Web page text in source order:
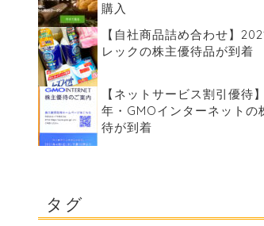
購入
【自社商品詰め合わせ】
レックの株主優待品が到着
【ネットサービス割引優待
年・GMOインターネットの
待が到着
タグ